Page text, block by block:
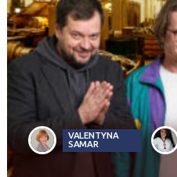
VALENTYNA
SAMAR